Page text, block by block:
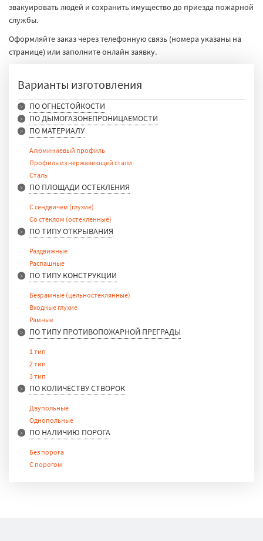
эвакуировать людей и сохранить имущество до приезда пожарной
службы.
Оформляйте заказ через телефонную связь (номера указаны на
странице) или заполните онлайн заявку.
Варианты изготовления
ПО ОГНЕСТОЙКОСТИ
EIW 15
EIW 30
EIW 60
EIW 90
EI 15
EI 30
EI 45
EI 60
EI 90
ПО ДЫМОГАЗОНЕПРОНИЦАЕМОСТИ
EIWS 15-90
ПО МАТЕРИАЛУ
Алюминиевый профиль
Профиль из нержавеющей стали
Сталь
ПО ПЛОЩАДИ ОСТЕКЛЕНИЯ
С сендвичем (глухие)
Со стеклом (остекленные)
ПО ТИПУ ОТКРЫВАНИЯ
Раздвижные
Распашные
ПО ТИПУ КОНСТРУКЦИИ
Безрамные (цельностеклянные)
Входные глухие
Рамные
ПО ТИПУ ПРОТИВОПОЖАРНОЙ ПРЕГРАДЫ
1 тип
2 тип
3 тип
ПО КОЛИЧЕСТВУ СТВОРОК
Двупольные
Однопольные
ПО НАЛИЧИЮ ПОРОГА
Без порога
С порогом